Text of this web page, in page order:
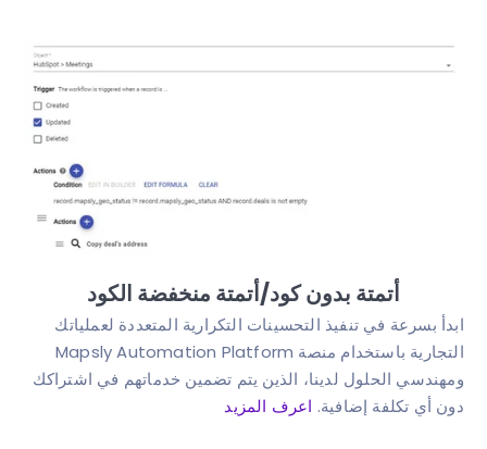
أتمتة بدون كود/أتمتة منخفضة الكود
ابدأ بسرعة في تنفيذ التحسينات التكرارية المتعددة لعملياتك
التجارية باستخدام منصة Mapsly Automation Platform
ومهندسي الحلول لدينا، الذين يتم تضمين خدماتهم في اشتراكك
دون أي تكلفة إضافية. اعرف المزيد